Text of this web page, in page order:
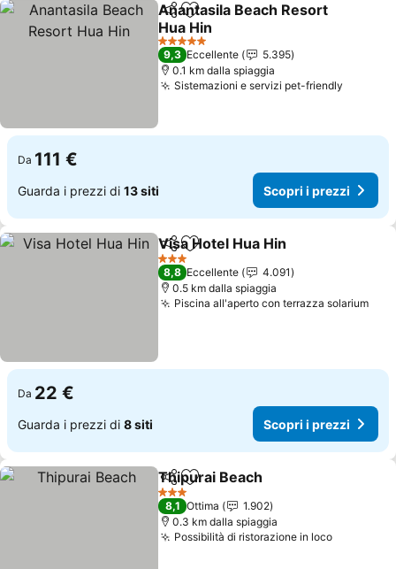
CondividiAggiungi ai preferiti
Anantasila Beach Resort
Hua Hin
5 Stelle
9,3 Eccellente
5.395
0.1 km dalla spiaggia
Sistemazioni e servizi pet-friendly
Da 111 €
Guarda i prezzi di 13 siti Scopri i prezzi
CondividiAggiungi ai preferiti
Visa Hotel Hua Hin
3 Stelle
8,8 Eccellente
4.091
0.5 km dalla spiaggia
Piscina all'aperto con terrazza solarium
Da 22 €
Guarda i prezzi di 8 siti Scopri i prezzi
CondividiAggiungi ai preferiti
Thipurai Beach
3 Stelle
8,1 Ottima
1.902
0.3 km dalla spiaggia
Possibilità di ristorazione in loco